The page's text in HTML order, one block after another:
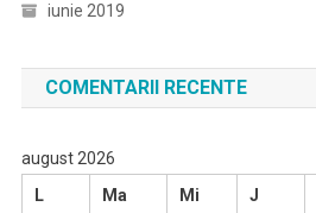
iunie 2019
COMENTARII RECENTE
august 2026
L
Ma Mi J